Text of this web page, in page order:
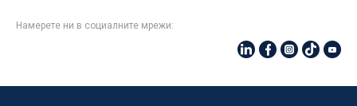
Намерете ни в социалните мрежи: